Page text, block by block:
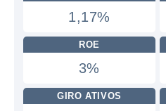
1,17%
ROE
3%
GIRO ATIVOS